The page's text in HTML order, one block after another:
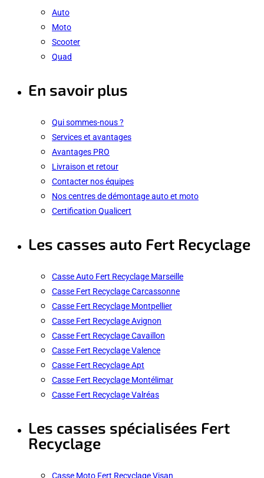
Auto
Moto
Scooter
Quad
En savoir plus
Qui sommes-nous ?
Services et avantages
Avantages PRO
Livraison et retour
Contacter nos équipes
Nos centres de démontage auto et moto
Certification Qualicert
Les casses auto Fert Recyclage
Casse Auto Fert Recyclage Marseille
Casse Fert Recyclage Carcassonne
Casse Fert Recyclage Montpellier
Casse Fert Recyclage Avignon
Casse Fert Recyclage Cavaillon
Casse Fert Recyclage Valence
Casse Fert Recyclage Apt
Casse Fert Recyclage Montélimar
Casse Fert Recyclage Valréas
Les casses spécialisées Fert
Recyclage
Casse Moto Fert Recyclage Visan